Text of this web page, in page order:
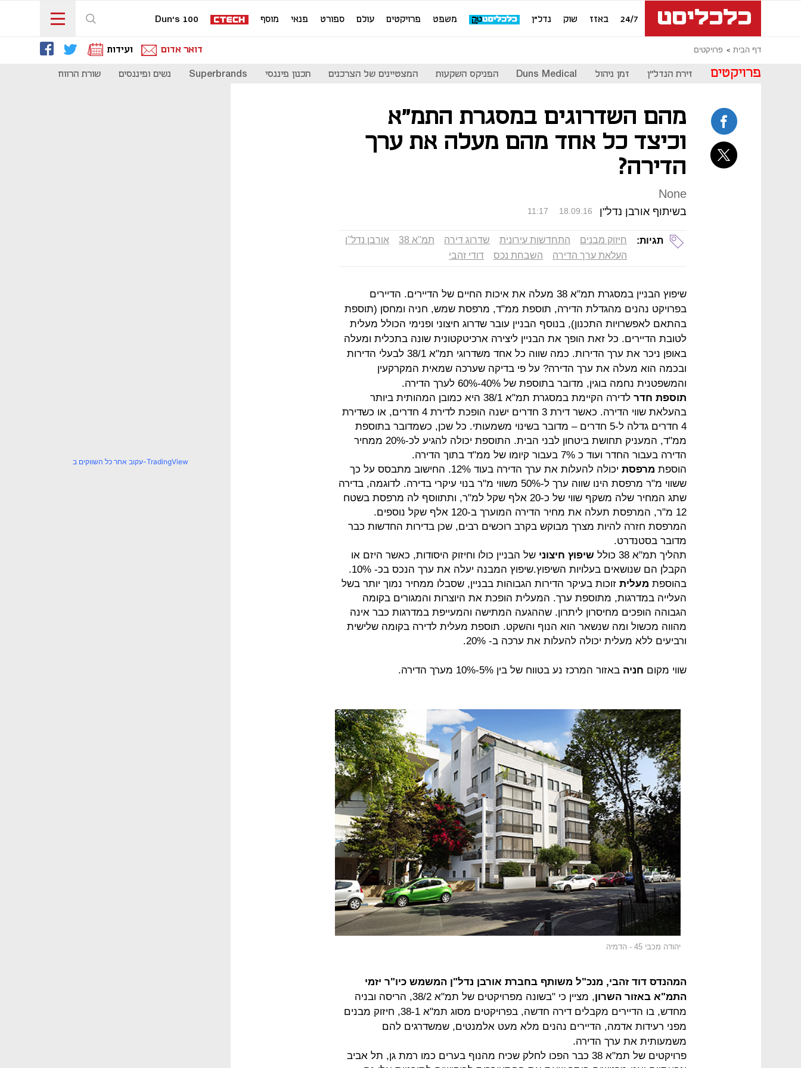
24/7 באזז שוק נדל"ן משפט פרויקטים עולם ספורט פנאי מוסף Dun's 100
דף הבית פרויקטים דואר אדום ועידות
פרויקטים זירת הנדל"ן זמן ניהול Duns Medical הפניקס השקעות המצטיינים של הצרכנים תכנון פיננסי Superbrands נשים ופיננסים שורת הרווח
מהם השדרוגים במסגרת התמ"א
וכיצד כל אחד מהם מעלה את ערך
הדירה?
None
בשיתוף אורבן נדל"ן 11:17 18.09.16
תגיות: חיזוק מבנים התחדשות עירונית שדרוג דירה תמ''א 38
אורבן נדל''ן
העלאת ערך הדירה
השבחת נכס דודי זהבי
שיפוץ הבניין במסגרת תמ"א 38 מעלה את איכות החיים של הדיירים. הדיירים
בפרויקט נהנים מהגדלת הדירה, תוספת ממ"ד, מרפסת שמש, חניה ומחסן (תוספת
בהתאם לאפשרויות התכנון), בנוסף הבניין עובר שדרוג חיצוני ופנימי הכולל מעלית
לטובת הדיירים. כל זאת הופך את הבניין ליצירה ארכיטקטונית שונה בתכלית ומעלה
באופן ניכר את ערך הדירות. כמה שווה כל אחד משדרוגי תמ"א 38/1 לבעלי הדירות
ובכמה הוא מעלה את ערך הדירה? על פי בדיקה שערכה שמאית המקרקעין
והמשפטנית נחמה בוגין, מדובר בתוספת של 40%-60% לערך הדירה.
תוספת חדר
לדירה הקיימת במסגרת תמ"א 38/1 היא כמובן המהותית ביותר
בהעלאת שווי הדירה. כאשר דירת 3 חדרים ישנה הופכת לדירת 4 חדרים, או כשדירת
4 חדרים גדלה ל-5 חדרים – מדובר בשינוי משמעותי. כל שכן, כשמדובר בתוספת
ממ"ד, המעניק תחושת ביטחון לבני הבית. התוספת יכולה להגיע לכ-20% ממחיר
הדירה בעבור החדר ועוד כ 7% בעבור קיומו של ממ"ד בתוך הדירה.
הוספת מרפסת
יכולה להעלות את ערך הדירה בעוד 12%. החישוב מתבסס על כך
ששווי מ"ר מרפסת הינו שווה ערך ל-50% משווי מ"ר בנוי עיקרי בדירה. לדוגמה, בדירה
שתג המחיר שלה משקף שווי של כ-20 אלף שקל למ"ר, ותתווסף לה מרפסת בשטח
12 מ"ר, המרפסת תעלה את מחיר הדירה המוערך ב-120 אלף שקל נוספים.
המרפסת חזרה להיות מצרך מבוקש בקרב רוכשים רבים, שכן בדירות החדשות כבר
מדובר בסטנדרט.
תהליך תמ"א 38 כולל
שיפוץ חיצוני של הבניין כולו וחיזוק היסודות, כאשר היזם או
הקבלן הם שנושאים בעלויות השיפוץ.שיפוץ המבנה יעלה את ערך הנכס בכ- 10%.
בהוספת מעלית זוכות בעיקר הדירות הגבוהות בבניין, שסבלו ממחיר נמוך יותר בשל
העלייה במדרגות, מתוספת ערך. המעלית הופכת את היוצרות והמגורים בקומה
הגבוהה הופכים מחיסרון ליתרון. שההגעה המתישה והמעייפת במדרגות כבר אינה
מהווה מכשול ומה שנשאר הוא הנוף והשקט. תוספת מעלית לדירה בקומה שלישית
ורביעים ללא מעלית יכולה להעלות את ערכה ב- 20%.
שווי מקום חניה באזור המרכז נע בטווח של בין 5%-10% מערך הדירה.
יהודה מכבי 45 - הדמיה
המהנדס דוד זהבי, מנכ"ל משותף בחברת אורבן נדל"ן המשמש כיו"ר יזמי
התמ"א באזור השרון
, מציין כי "בשונה מפרויקטים של תמ"א 38/2, הריסה ובניה
מחדש, בו הדיירים מקבלים דירה חדשה, בפרויקטים מסוג תמ"א 38-1, חיזוק מבנים
מפני רעידות אדמה, הדיירים נהנים מלא מעט אלמנטים, שמשדרגים להם
משמעותית את ערך הדירה.
פרויקטים של תמ"א 38 כבר הפכו לחלק שכיח מהנוף בערים כמו רמת גן, תל אביב
עקוב אחר כל השווקים ב-TradingView